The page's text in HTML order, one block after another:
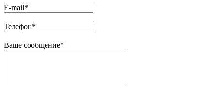
E-mail*
Телефон*
Ваше сообщение*